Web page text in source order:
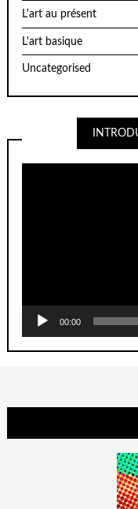
L'art au présent
L'art basique
Uncategorised
00:00